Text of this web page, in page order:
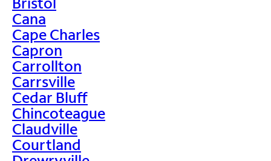
Cana
Cape Charles
Capron
Carrollton
Carrsville
Cedar Bluff
Chincoteague
Claudville
Courtland